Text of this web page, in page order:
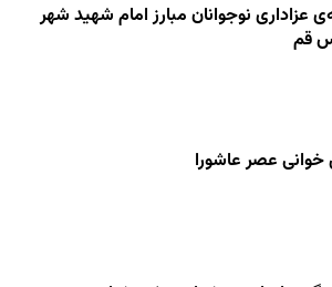
عزاداری نوجوانان مبارز امام شهید شهر
قم
خوانی عصر عاشورا